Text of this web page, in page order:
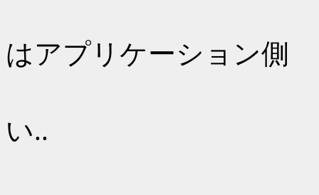
はアプリケーション側
い..